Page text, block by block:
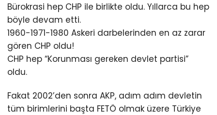
Bürokrasi hep CHP ile birlikte oldu. Yıllarca bu hep
böyle devam etti.
1960-1971-1980 Askeri darbelerinden en az zarar
gören CHP oldu!
CHP hep “Korunması gereken devlet partisi”
oldu.
Fakat 2002’den sonra AKP, adım adım devletin
tüm birimlerini başta FETÖ olmak üzere Türkiye